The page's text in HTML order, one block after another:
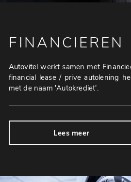
FINANCIEREN
Autovitel werkt samen met
financial lease / prive autolening
met de naam 'Autokrediet'.
Lees meer